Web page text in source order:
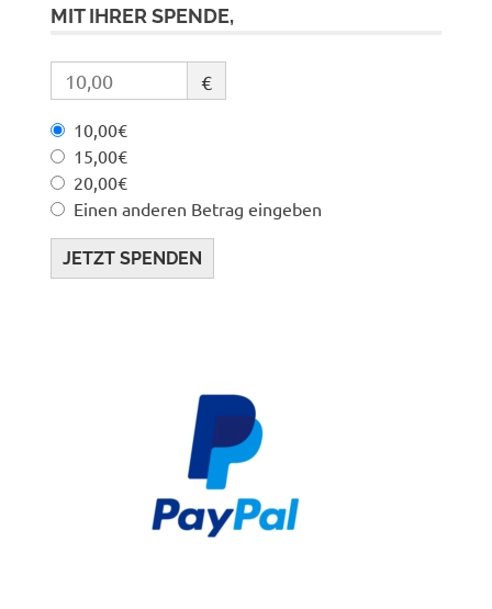
MIT IHRER SPENDE,
€
10,00€
15,00€
20,00€
Einen anderen Betrag eingeben
JETZT SPENDEN